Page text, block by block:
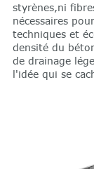
styrènes,ni
nécessaires
techniques et
densité du
de drainage
l'idée qui se